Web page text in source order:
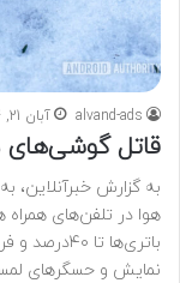
alvand-ads آبان 21, 1404
قاتل
به گزارش خبرآنلاین،
هوا در تلفن‌های
باتری‌ها
نمایش و حسگرهای